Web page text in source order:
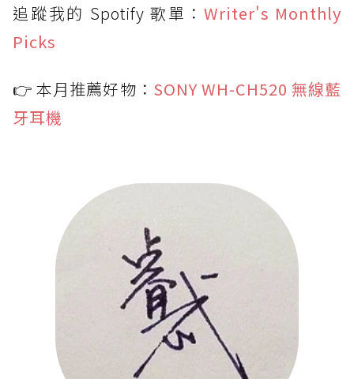
追蹤我的 Spotify 歌單：Writer's Monthly
Picks
👉 本月推薦好物： SONY WH-CH520 無線藍
牙耳機